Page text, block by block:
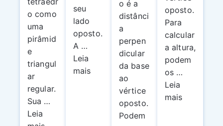
o como
uma
pirâmid
e
triangul
ar
regular.
Sua …
Leia
seu
lado
oposto.
A …
Leia
mais
o é a
distânci
a
perpen
dicular
da base
ao
vértice
oposto.
Podem
oposto.
Para
calcular
a altura,
podem
os …
Leia
mais